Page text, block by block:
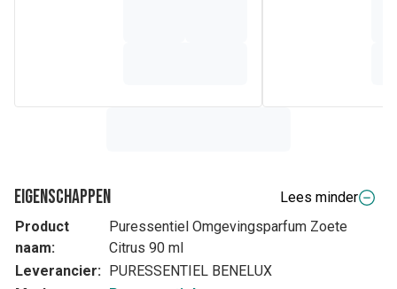
Eigenschappen
Lees minder
Product
naam:
Puressentiel Omgevingsparfum Zoete
Citrus 90 ml
Leverancier: PURESSENTIEL BENELUX